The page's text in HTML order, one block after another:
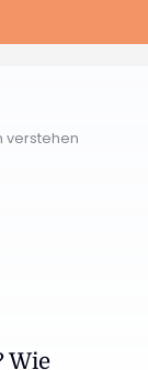
verstehen
Wie